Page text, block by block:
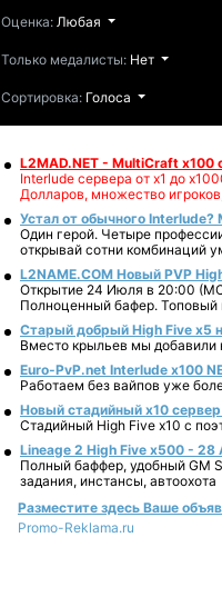
Оценка: Любая
Только медалисты: Нет
Сортировка: Голоса
L2MAD.NET - MultiCraft
Interlude сервера от х1 до
Долларов, множество
Устал от обычного
Один герой. Четыре
открывай сотни комбинаций
L2NAME.COM Новый PVP
Открытие 24 Июля в 20:00
Полноценный бафер. Топовый
Старый добрый High Five x5
Вместо крыльев мы добавили
Euro-PvP.net Interlude х100
Работаем без вайпов уже
Новый стадийный х10
Стадийный High Five x10 с
Lineage 2 High Five x500 - 28
Полный баффер, удобный GM
задания, инстансы, автоохота
Разместите здесь Ваше
Promo-Reklama.ru